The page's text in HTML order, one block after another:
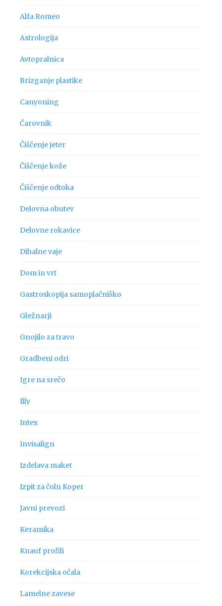
Alfa Romeo
Astrologija
Avtopralnica
Brizganje plastike
Canyoning
Čarovnik
Čiščenje jeter
Čiščenje kože
Čiščenje odtoka
Delovna obutev
Delovne rokavice
Dihalne vaje
Dom in vrt
Gastroskopija samoplačniško
Gležnarji
Gnojilo za travo
Gradbeni odri
Igre na srečo
Illy
Intex
Invisalign
Izdelava maket
Izpit za čoln Koper
Javni prevozi
Keramika
Knauf profili
Korekcijska očala
Lamelne zavese